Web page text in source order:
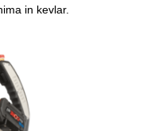
in kevlar.